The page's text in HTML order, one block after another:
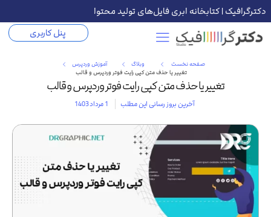
دکترگرافیک | کتابخانه ابری فایل‌های تولید محتوا
پنل کاربری
صفحه نخست وبلاگ
آموزش وردپرس
تغییر یا حذف متن کپی رایت فوتر وردپرس و قالب
تغییر یا حذف متن کپی رایت فوتر وردپرس و قالب
آخرین بروز رسانی این مطلب 1 مرداد 1403